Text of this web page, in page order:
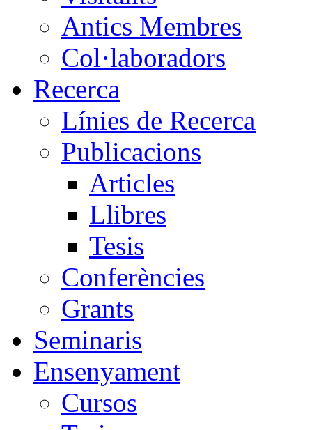
Antics Membres
Col·laboradors
Recerca
Línies de Recerca
Publicacions
Articles
Llibres
Tesis
Conferències
Grants
Seminaris
Ensenyament
Cursos